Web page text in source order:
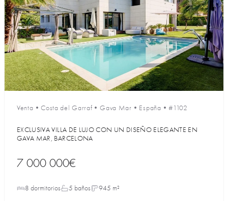
Venta •Costa del Garraf •Gava Mar • España •#1102
EXCLUSIVA VILLA DE LUJO CON UN DISEÑO ELEGANTE EN
GAVA MAR, BARCELONA
7 000 000€
8 dormitorios 5 baños 945 m²